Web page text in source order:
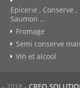
Epicerie , Conserve ,
Saumon ...
Fromage
Semi conserve
Vin et alcool